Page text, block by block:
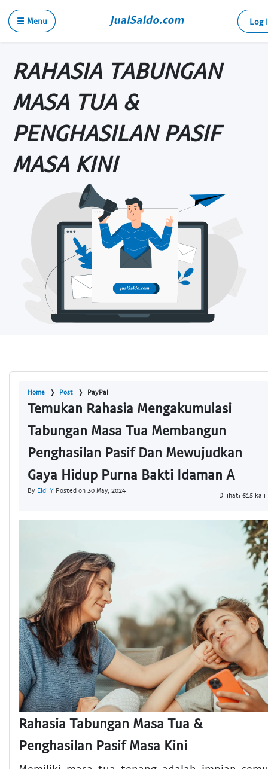
☰ Menu Log
RAHASIA TABUNGAN
MASA TUA &
PENGHASILAN PASIF
MASA KINI
Home Post PayPal
Temukan Rahasia Mengakumulasi
Tabungan Masa Tua Membangun
Penghasilan Pasif Dan Mewujudkan
Gaya Hidup Purna Bakti Idaman A
By Eldi Y Posted on 30 May, 2024
Dilihat: 615 kali
Rahasia Tabungan Masa Tua &
Penghasilan Pasif Masa Kini